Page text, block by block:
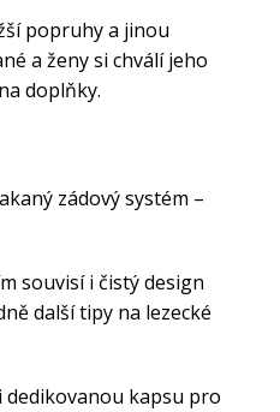
popruhy a jinou
a ženy si chválí jeho
doplňky.
zádový systém –
souvisí i čistý design
další tipy na lezecké
dedikovanou kapsu pro